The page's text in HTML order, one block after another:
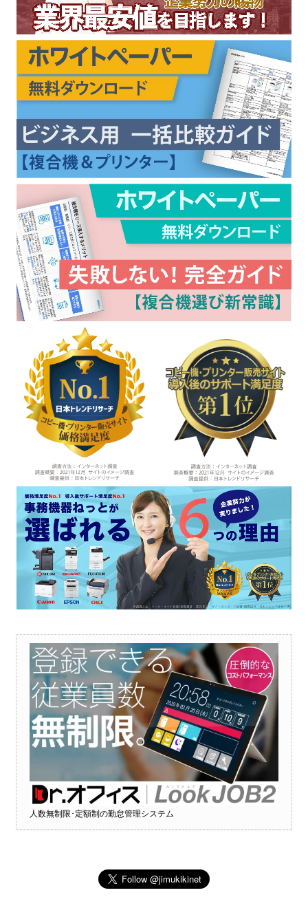
人数無制限･定額制の勤怠管理システム